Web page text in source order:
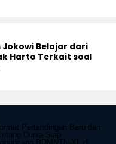
Jokowi Belajar dari
Harto Terkait soal